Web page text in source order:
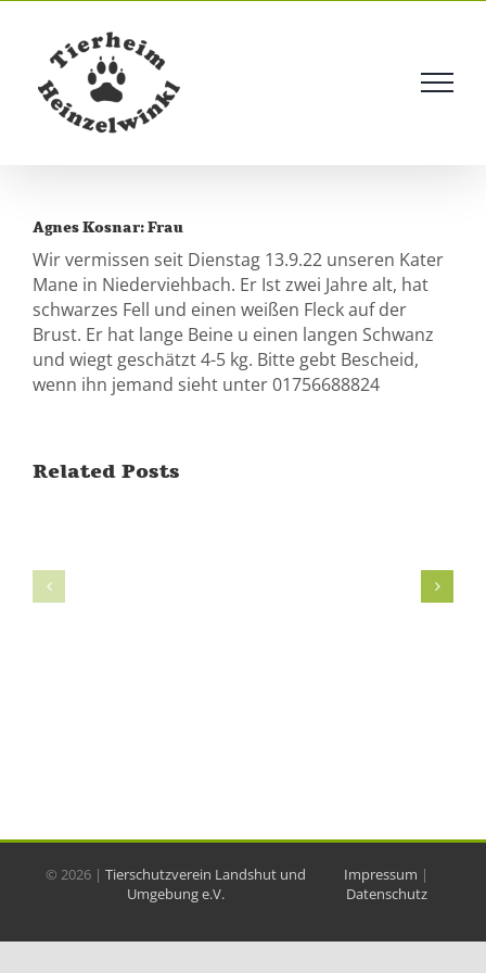
content
Agnes Kosnar: Frau
Wir vermissen seit Dienstag 13.9.22 unseren Kater
Mane in Niederviehbach. Er Ist zwei Jahre alt, hat
schwarzes Fell und einen weißen Fleck auf der
Brust. Er hat lange Beine u einen langen Schwanz
und wiegt geschätzt 4-5 kg. Bitte gebt Bescheid,
wenn ihn jemand sieht unter 01756688824
Related Posts
©2026 |Tierschutzverein Landshut und
Umgebung e.V.
Impressum |
Datenschutz